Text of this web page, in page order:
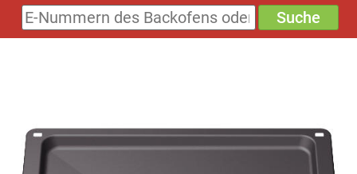
E-
Nummern
Suche